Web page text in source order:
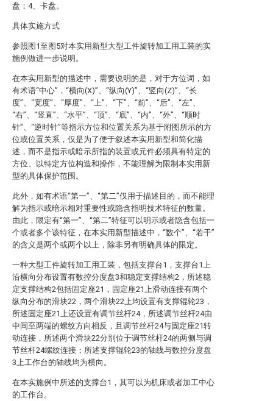
盘；4、卡盘。
具体实施方式
参照图1至图5对本实用新型大型工件旋转加工用工装的实
施例做进一步说明。
在本实用新型的描述中，需要说明的是，对于方位词，如
有术语“中心”，“横向(X)”、“纵向(Y)”、“竖向(Z)”、“长
度”、“宽度”、“厚度”、“上”、“下”、“前”、“后”、“左”、
“右”、“竖直”、“水平”、“顶”、“底”、“内”、“外”、“顺时
针”、“逆时针”等指示方位和位置关系为基于附图所示的方
位或位置关系，仅是为了便于叙述本实用新型和简化描
述，而不是指示或暗示所指的装置或元件必须具有特定的
方位、以特定方位构造和操作，不能理解为限制本实用新
型的具体保护范围。
此外，如有术语“第一”、“第二”仅用于描述目的，而不能理
解为指示或暗示相对重要性或隐含指明技术特征的数量。
由此，限定有“第一”、“第二”特征可以明示或者隐含包括一
个或者多个该特征，在本实用新型描述中，“数个”、“若干”
的含义是两个或两个以上，除非另有明确具体的限定。
一种大型工件旋转加工用工装，包括支撑台1，支撑台1上
沿横向分布设置有数控分度盘3和稳定支撑结构2，所述稳
定支撑结构2包括固定座21，固定座21上滑动连接有两个
纵向分布的滑块22，两个滑块22上均设置有支撑辊轮23，
所述固定座21上还设置有调节丝杆24，所述调节丝杆24由
中间至两端的螺纹方向相反，且调节丝杆24与固定座21转
动连接，所述两个滑块22分别位于调节丝杆24的两侧与调
节丝杆24螺纹连接；所述支撑辊轮23的轴线与数控分度盘
3上工作台的轴线均为横向。
在本实施例中所述的支撑台1，其可以为机床或者加工中心
的工作台。